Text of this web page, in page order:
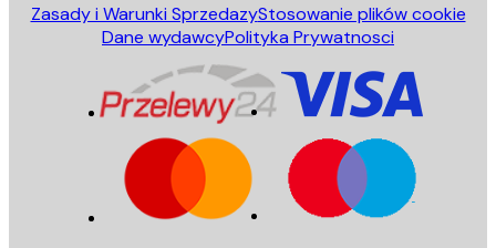
Zasady i Warunki SprzedazyStosowanie plików cookie
Dane wydawcyPolityka Prywatnosci